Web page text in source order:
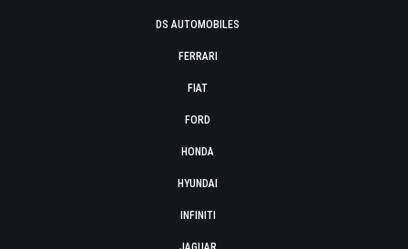
DS AUTOMOBILES
FERRARI
FIAT
FORD
HONDA
HYUNDAI
INFINITI